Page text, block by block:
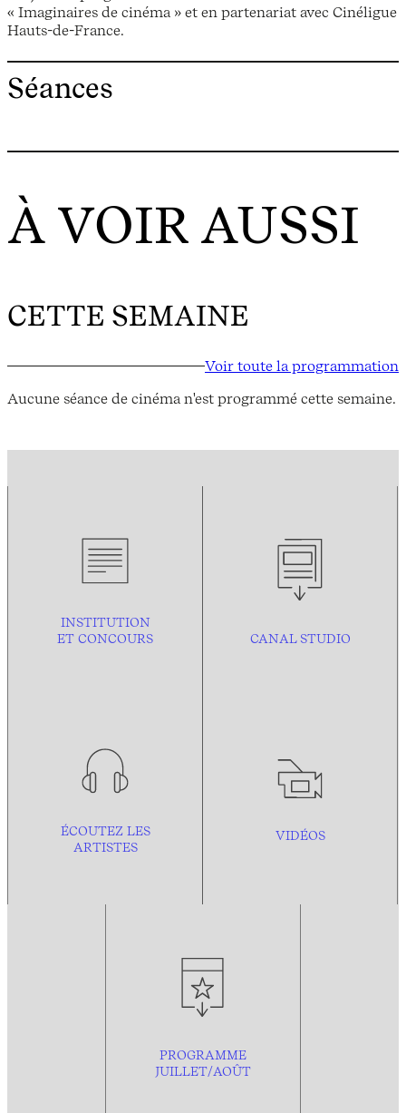
« Imaginaires de cinéma » et en partenariat avec Cinéligue
Hauts-de-France.
Séances
À VOIR AUSSI
CETTE SEMAINE
Voir toute la programmation
Aucune séance de cinéma n'est programmé cette semaine.
INSTITUTION
ET CONCOURS
CANAL STUDIO
ÉCOUTEZ LES
ARTISTES
VIDÉOS
PROGRAMME
JUILLET/AOÛT